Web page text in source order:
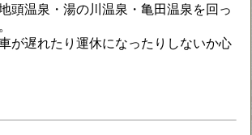
頭温泉・湯の川温泉・亀田温泉を回っ
が遅れたり運休になったりしないか心